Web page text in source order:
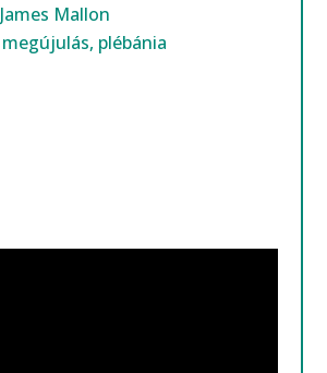
James Mallon
megújulás, plébánia